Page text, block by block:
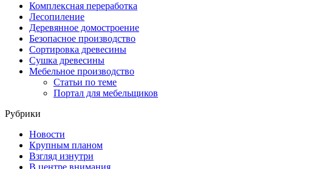
Комплексная переработка
Лесопиление
Деревянное домостроение
Безопасное производство
Сортировка древесины
Сушка древесины
Мебельное производство
Статьи по теме
Портал для мебельщиков
Рубрики
Новости
Крупным планом
Взгляд изнутри
В центре внимания